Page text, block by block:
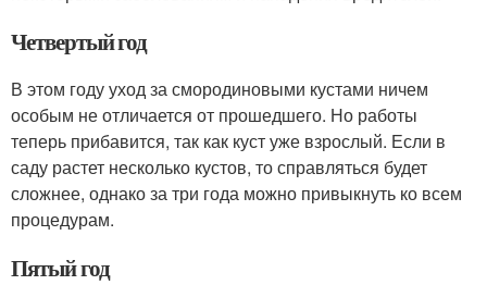
Четвертый год
В этом году уход за смородиновыми кустами ничем
особым не отличается от прошедшего. Но работы
теперь прибавится, так как куст уже взрослый. Если в
саду растет несколько кустов, то справляться будет
сложнее, однако за три года можно привыкнуть ко всем
процедурам.
Пятый год